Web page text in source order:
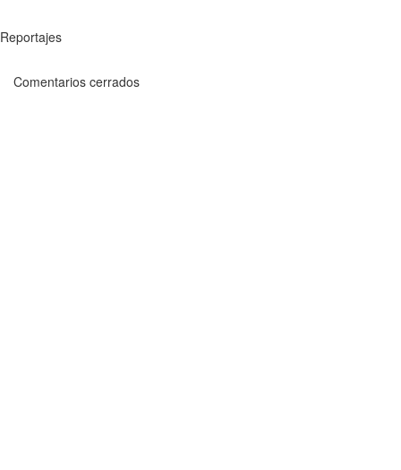
Reportajes
Comentarios cerrados